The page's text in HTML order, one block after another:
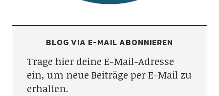
BLOG VIA E-MAIL ABONNIEREN
Trage hier deine E-Mail-Adresse
ein, um neue Beiträge per E-Mail zu
erhalten.